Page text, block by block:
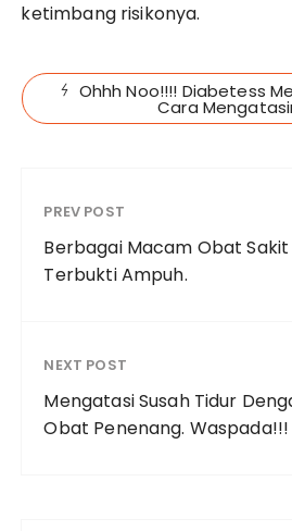
ketimbang risikonya.
Ohhh Noo!!!! Diabetess
Cara
PREV POST
Berbagai Macam Obat
Terbukti Ampuh.
NEXT POST
Mengatasi Susah Tidur
Obat Penenang. Waspada!!!